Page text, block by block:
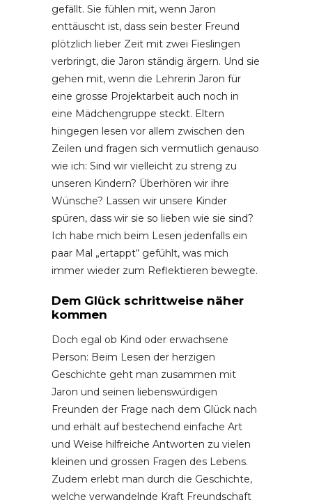
gefällt. Sie fühlen mit, wenn Jaron
enttäuscht ist, dass sein bester Freund
plötzlich lieber Zeit mit zwei Fieslingen
verbringt, die Jaron ständig ärgern. Und sie
gehen mit, wenn die Lehrerin Jaron für
eine grosse Projektarbeit auch noch in
eine Mädchengruppe steckt. Eltern
hingegen lesen vor allem zwischen den
Zeilen und fragen sich vermutlich genauso
wie ich: Sind wir vielleicht zu streng zu
unseren Kindern? Überhören wir ihre
Wünsche? Lassen wir unsere Kinder
spüren, dass wir sie so lieben wie sie sind?
Ich habe mich beim Lesen jedenfalls ein
paar Mal „ertappt“ gefühlt, was mich
immer wieder zum Reflektieren bewegte.
Dem Glück schrittweise näher
kommen
Doch egal ob Kind oder erwachsene
Person: Beim Lesen der herzigen
Geschichte geht man zusammen mit
Jaron und seinen liebenswürdigen
Freunden der Frage nach dem Glück nach
und erhält auf bestechend einfache Art
und Weise hilfreiche Antworten zu vielen
kleinen und grossen Fragen des Lebens.
Zudem erlebt man durch die Geschichte,
welche verwandelnde Kraft Freundschaft